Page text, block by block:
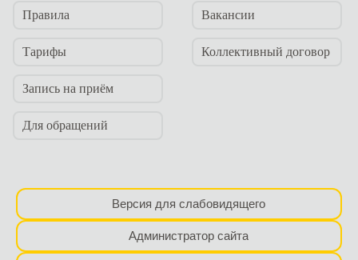
Правила
Тарифы
Запись на приём
Для обращений
Вакансии
Коллективный договор
Версия для слабовидящего
Администратор сайта